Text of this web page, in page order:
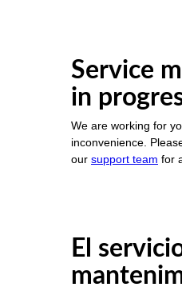
Service
in
We are working for
inconvenience.
our support team for
El